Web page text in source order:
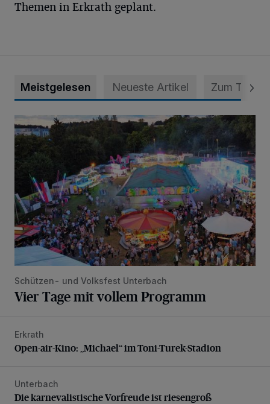
Themen in Erkrath geplant.
Meistgelesen Neueste Artikel Zum Thema
Vier Tage mit vollem Programm
Schützen- und Volksfest Unterbach
Vier Tage mit vollem Programm
Open-air-Kino: „Michael“ im Toni-Turek-Stadion
Erkrath
Open-air-Kino: „Michael“ im Toni-Turek-Stadion
Die karnevalistische Vorfreude ist riesengroß
Unterbach
Die karnevalistische Vorfreude ist riesengroß